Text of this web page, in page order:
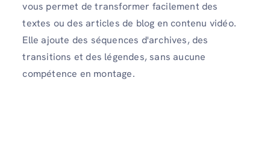
vous permet de transformer facilement des
textes ou des articles de blog en contenu vidéo.
Elle ajoute des séquences d'archives, des
transitions et des légendes, sans aucune
compétence en montage.